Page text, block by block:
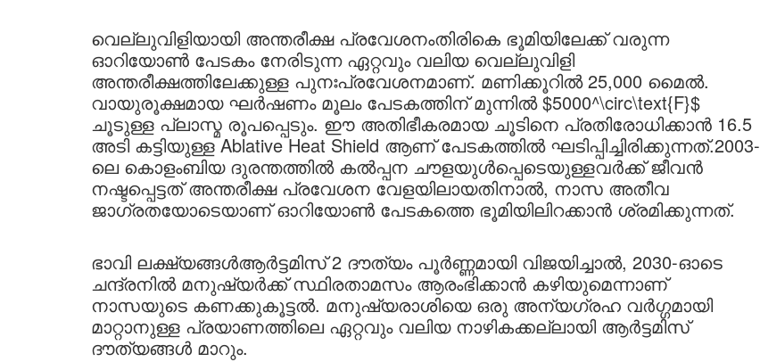
വെല്ലുവിളിയായി അന്തരീക്ഷ പ്രവേശനംതിരികെ ഭൂമിയിലേക്ക് വരുന്ന
ഓറിയോൺ പേടകം നേരിടുന്ന ഏറ്റവും വലിയ വെല്ലുവിളി
അന്തരീക്ഷത്തിലേക്കുള്ള പുനഃപ്രവേശനമാണ്. മണിക്കൂറിൽ 25,000 മൈൽ.
വായുരൂക്ഷമായ ഘർഷണം മൂലം പേടകത്തിന് മുന്നിൽ $5000^\circ\text{F}$
ചൂടുള്ള പ്ലാസ്മ രൂപപ്പെടും. ഈ അതിഭീകരമായ ചൂടിനെ പ്രതിരോധിക്കാൻ 16.5
അടി കട്ടിയുള്ള Ablative Heat Shield ആണ് പേടകത്തിൽ ഘടിപ്പിച്ചിരിക്കുന്നത്.2003-
ലെ കൊളംബിയ ദുരന്തത്തിൽ കൽപ്പന ചൗളയുൾപ്പെടെയുള്ളവർക്ക് ജീവൻ
നഷ്ടപ്പെട്ടത് അന്തരീക്ഷ പ്രവേശന വേളയിലായതിനാൽ, നാസ അതീവ
ജാഗ്രതയോടെയാണ് ഓറിയോൺ പേടകത്തെ ഭൂമിയിലിറക്കാൻ ശ്രമിക്കുന്നത്.
ഭാവി ലക്ഷ്യങ്ങൾആർട്ടമിസ് 2 ദൗത്യം പൂർണ്ണമായി വിജയിച്ചാൽ, 2030-ഓടെ
ചന്ദ്രനിൽ മനുഷ്യർക്ക് സ്ഥിരതാമസം ആരംഭിക്കാൻ കഴിയുമെന്നാണ്
നാസയുടെ കണക്കുകൂട്ടൽ. മനുഷ്യരാശിയെ ഒരു അന്യഗ്രഹ വർഗ്ഗമായി
മാറ്റാനുള്ള പ്രയാണത്തിലെ ഏറ്റവും വലിയ നാഴികക്കല്ലായി ആർട്ടമിസ്
ദൗത്യങ്ങൾ മാറും.